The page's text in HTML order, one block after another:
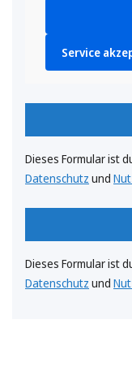
Service
Dieses Formular ist
Datenschutz und
Dieses Formular ist
Datenschutz und